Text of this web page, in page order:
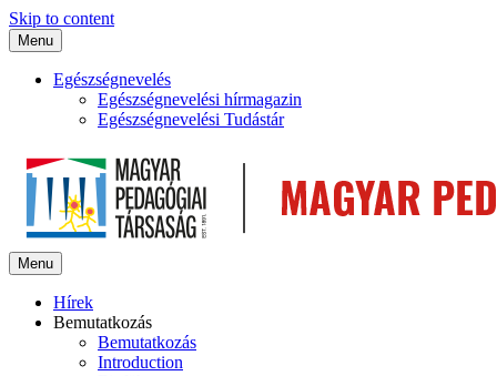
Skip to content
Menu
Egészségnevelés
Egészségnevelési hírmagazin
Egészségnevelési Tudástár
Menu
Hírek
Bemutatkozás
Bemutatkozás
Introduction